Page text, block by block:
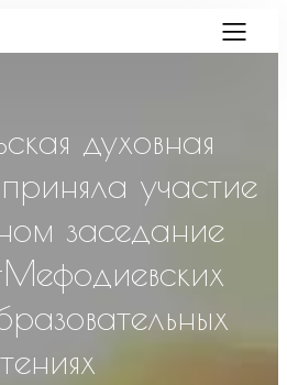
духовная
участие
заседание